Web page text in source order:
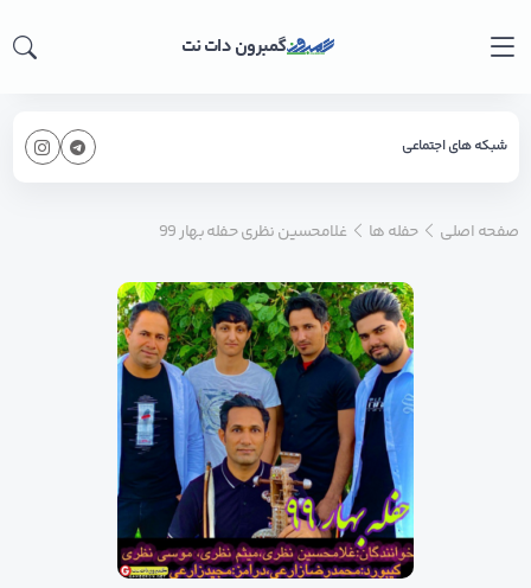
گمبرون دات نت
شبکه های اجتماعی
صفحه اصلی حفله ها غلامحسین نظری حفله بهار 99